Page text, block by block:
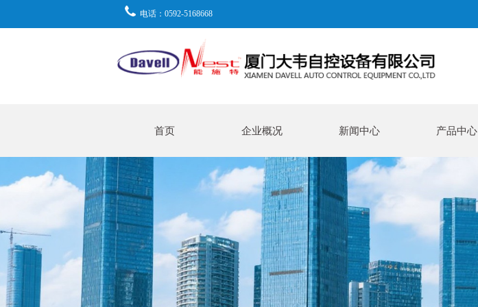
电话：0592-5168668
首页 企业概况 新闻中心 产品中心